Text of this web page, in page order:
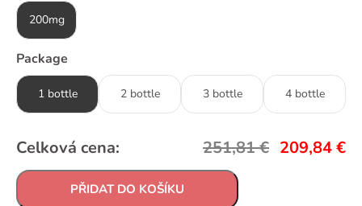
200mg
Package
1 bottle 2 bottle 3 bottle 4 bottle
Celková cena: 251,81€ 209,84€
PŘIDAT DO KOŠÍKU